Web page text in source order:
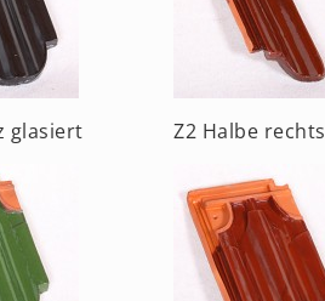
glasiert Z2 Halbe rechts